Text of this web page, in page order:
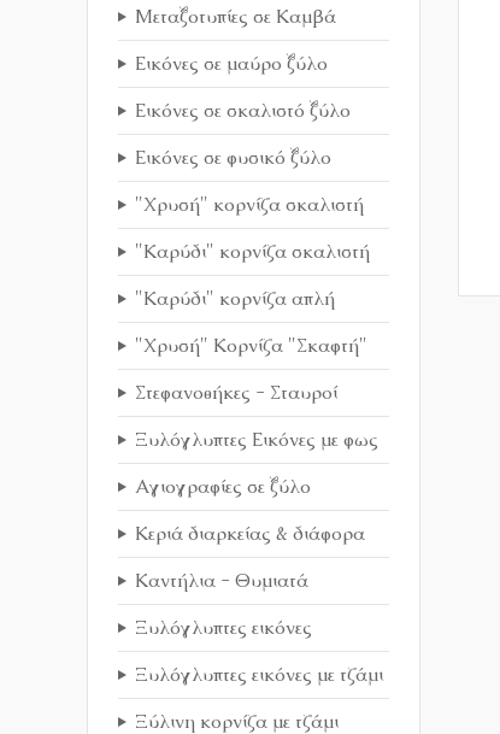
Μεταξοτυπίες σε Καμβά
Εικόνες σε μαύρο ξύλο
Εικόνες σε σκαλιστό ξύλο
Εικόνες σε φυσικό ξύλο
"Χρυσή" κορνίζα σκαλιστή
"Καρύδι" κορνίζα σκαλιστή
"Καρύδι" κορνίζα απλή
"Χρυσή" Κορνίζα "Σκαφτή"
Στεφανοθήκες - Σταυροί
Ξυλόγλυπτες Εικόνες με φως
Αγιογραφίες σε ξύλο
Κεριά διαρκείας & διάφορα
Καντήλια - Θυμιατά
Ξυλόγλυπτες εικόνες
Ξυλόγλυπτες εικόνες με τζάμι
Ξύλινη κορνίζα με τζάμι